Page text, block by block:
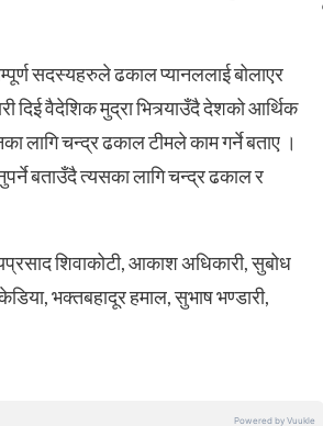
सदस्यहरुले ढकाल प्यानललाई बोलाएर
दिई वैदेशिक मुद्रा भित्र्याउँदै देशको आर्थिक
लागि चन्द्र ढकाल टीमले काम गर्ने बताए ।
बताउँदै त्यसका लागि चन्द्र ढकाल र
शिवाकोटी, आकाश अधिकारी, सुबोध
भक्तबहादूर हमाल, सुभाष भण्डारी,